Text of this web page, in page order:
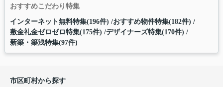
おすすめこだわり特集
インターネット無料特集(196件) おすすめ物件特集(182件)
敷金礼金ゼロゼロ特集(175件) デザイナーズ特集(170件)
新築・築浅特集(97件)
市区町村から探す